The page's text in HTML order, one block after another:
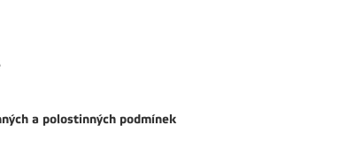
a polostinných podmínek